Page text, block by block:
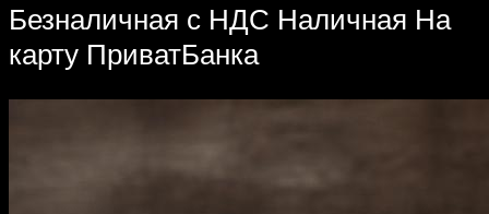
Безналичная с НДС Наличная На
карту ПриватБанка